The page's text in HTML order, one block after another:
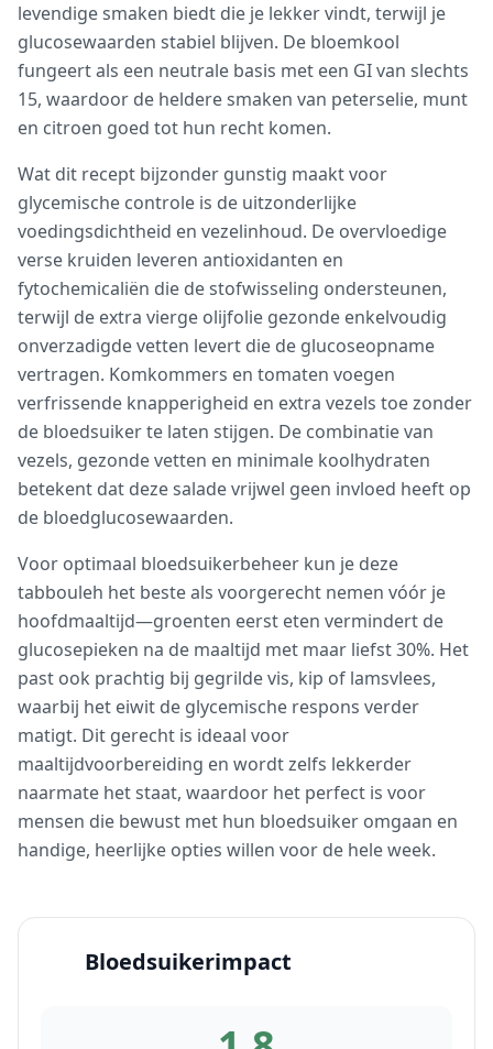
levendige smaken biedt die je lekker vindt, terwijl je
glucosewaarden stabiel blijven. De bloemkool
fungeert als een neutrale basis met een GI van slechts
15, waardoor de heldere smaken van peterselie, munt
en citroen goed tot hun recht komen.
Wat dit recept bijzonder gunstig maakt voor
glycemische controle is de uitzonderlijke
voedingsdichtheid en vezelinhoud. De overvloedige
verse kruiden leveren antioxidanten en
fytochemicaliën die de stofwisseling ondersteunen,
terwijl de extra vierge olijfolie gezonde enkelvoudig
onverzadigde vetten levert die de glucoseopname
vertragen. Komkommers en tomaten voegen
verfrissende knapperigheid en extra vezels toe zonder
de bloedsuiker te laten stijgen. De combinatie van
vezels, gezonde vetten en minimale koolhydraten
betekent dat deze salade vrijwel geen invloed heeft op
de bloedglucosewaarden.
Voor optimaal bloedsuikerbeheer kun je deze
tabbouleh het beste als voorgerecht nemen vóór je
hoofdmaaltijd—groenten eerst eten vermindert de
glucosepieken na de maaltijd met maar liefst 30%. Het
past ook prachtig bij gegrilde vis, kip of lamsvlees,
waarbij het eiwit de glycemische respons verder
matigt. Dit gerecht is ideaal voor
maaltijdvoorbereiding en wordt zelfs lekkerder
naarmate het staat, waardoor het perfect is voor
mensen die bewust met hun bloedsuiker omgaan en
handige, heerlijke opties willen voor de hele week.
Bloedsuikerimpact